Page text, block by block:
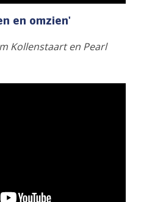
en omzien'
Kollenstaart en Pearl